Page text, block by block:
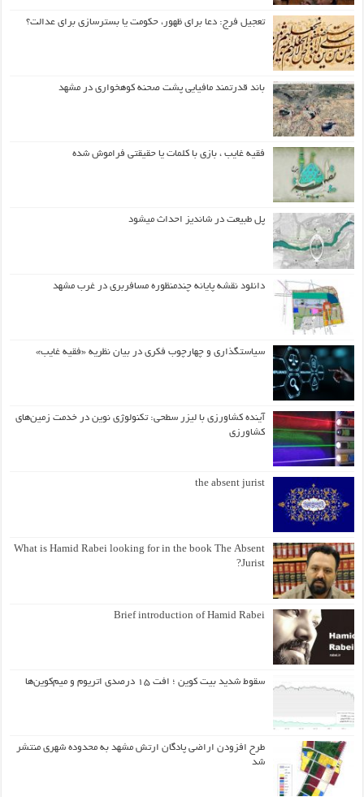
تعجیل فرج: دعا برای ظهور، حکومت یا بسترسازی برای عدالت؟
باند قدرتمند مافیایی پشت صحنه کوهخواری در مشهد
فقیه غایب ، بازی با کلمات یا حقیقتی فراموش شده
پل طبیعت در شاندیز احداث میشود
دانلود نقشه پایانه چندمنظوره مسافربری در غرب مشهد
سیاستگذاری و چهارچوب فکری در بیان نظریه «فقیه غایب»
آینده کشاورزی با لیزر سطحی: تکنولوژی نوین در خدمت زمین‌های
کشاورزی
the absent jurist
What is Hamid Rabei looking for in the book The Absent
Jurist?
Brief introduction of Hamid Rabei
سقوط شدید بیت کوین ؛ افت ۱۵ درصدی اتریوم و میم‌کوین‌ها
طرح افزودن اراضی پادگان ارتش مشهد به محدوده شهری منتشر
شد